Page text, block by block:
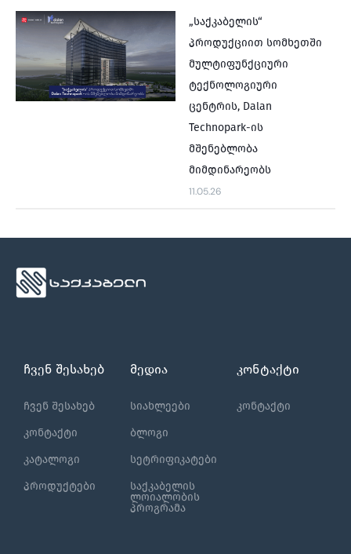
„საქკაბელის“
პროდუქციით სომხეთში
მულტიფუნქციური
ტექნოლოგიური
ცენტრის, Dalan
Technopark-ის
მშენებლობა
მიმდინარეობს
11.05.26
ჩვენ შესახებ
ჩვენ შესახებ
კონტაქტი
კატალოგი
პროდუქტები
მედია
სიახლეები
ბლოგი
სეტრიფიკატები
საქკაბელის
ლოიალობის
პროგრამა
კონტაქტი
კონტაქტი